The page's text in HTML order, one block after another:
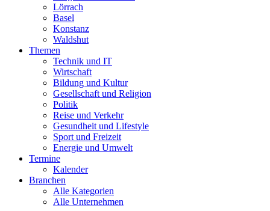
Lörrach
Basel
Konstanz
Waldshut
Themen
Technik und IT
Wirtschaft
Bildung und Kultur
Gesellschaft und Religion
Politik
Reise und Verkehr
Gesundheit und Lifestyle
Sport und Freizeit
Energie und Umwelt
Termine
Kalender
Branchen
Alle Kategorien
Alle Unternehmen